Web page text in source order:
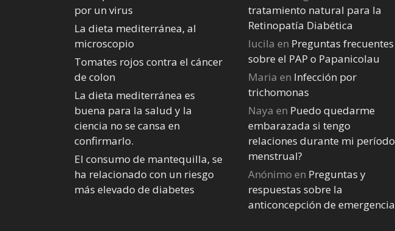
por un virus
La dieta mediterránea, al
microscopio
Tomates rojos contra el cáncer
de colon
La dieta mediterránea es
buena para la salud y la
ciencia no se cansa en
confirmarlo.
El consumo de mantequilla, se
ha relacionado con un riesgo
más elevado de diabetes
tratamiento natural para la
Retinopatía Diabética
lucila en Preguntas frecuentes
sobre el PAP o Papanicolau
Maria en Infección por
trichomonas
Naya en Puedo quedarme
embarazada si tengo
relaciones durante mi perí­odo
menstrual?
Anónimo en Preguntas y
respuestas sobre la
anticoncepción de emergencia